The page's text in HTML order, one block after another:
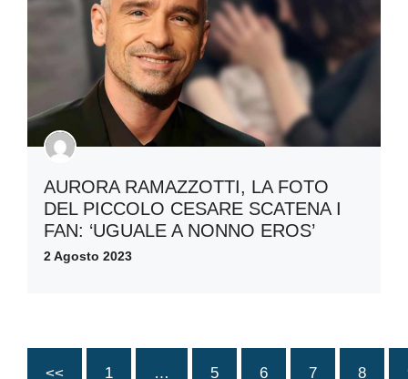
AURORA RAMAZZOTTI, LA FOTO
DEL PICCOLO CESARE SCATENA I
FAN: ‘UGUALE A NONNO EROS’
2 Agosto 2023
<< 1 … 5 6 7 8